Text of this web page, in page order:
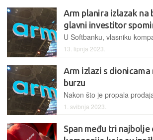
Arm planira izlazak na
glavni investitor
13. lipnja 2023.
Arm izlazi s dionicama
burzu
1. svibnja 2023.
Span među tri najbolje